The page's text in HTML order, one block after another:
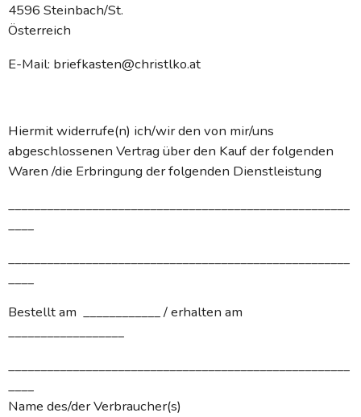
4596 Steinbach/St.
Österreich
E-Mail: briefkasten@christlko.at
Hiermit widerrufe(n) ich/wir den von mir/uns
abgeschlossenen Vertrag über den Kauf der folgenden
Waren /die Erbringung der folgenden Dienstleistung
_____________________________________________________
____
_____________________________________________________
____
Bestellt am ____________ / erhalten am
__________________
_____________________________________________________
____
Name des/der Verbraucher(s)